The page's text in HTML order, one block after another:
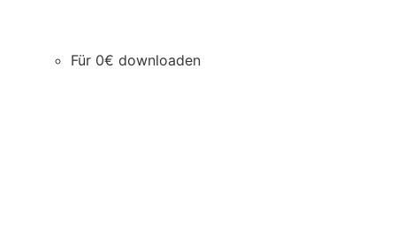
Für 0€ downloaden